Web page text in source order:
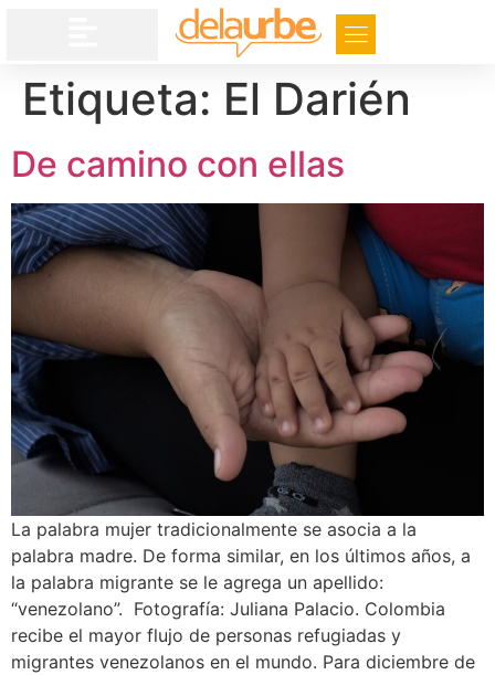
Etiqueta: El Darién
De camino con ellas
La palabra mujer tradicionalmente se asocia a la
palabra madre. De forma similar, en los últimos años, a
la palabra migrante se le agrega un apellido:
“venezolano”. Fotografía: Juliana Palacio. Colombia
recibe el mayor flujo de personas refugiadas y
migrantes venezolanos en el mundo. Para diciembre de